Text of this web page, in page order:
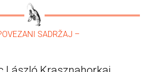
SADRŽAJ –